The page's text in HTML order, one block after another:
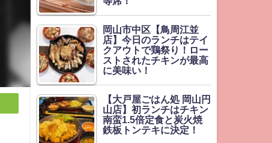
岡山市中区【鳥周江並
店】今日のランチはテイ
クアウトで鶏祭り！ロー
ストされたチキンが最高
に美味い！
【大戸屋ごはん処 岡山円
山店】初ランチはチキン
南蛮1.5倍定食と炭火焼
鉄板トンテキに決定！